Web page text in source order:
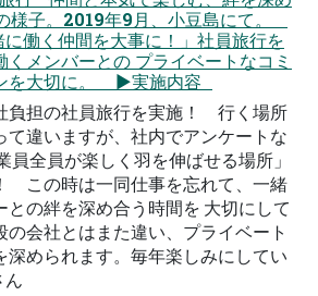
子。2019年9月、小豆島にて。
働く仲間を大事に！」社員旅行を
くメンバーとの プライベートなコミ
を大切に。 ▶実施内容
負担の社員旅行を実施！ 行く場所
て違いますが、社内でアンケートな
員全員が楽しく羽を伸ばせる場所」
この時は一同仕事を忘れて、一緒
との絆を深め合う時間を 大切にして
会社とはまた違い、プライベート
深められます。毎年楽しみにしてい
ん